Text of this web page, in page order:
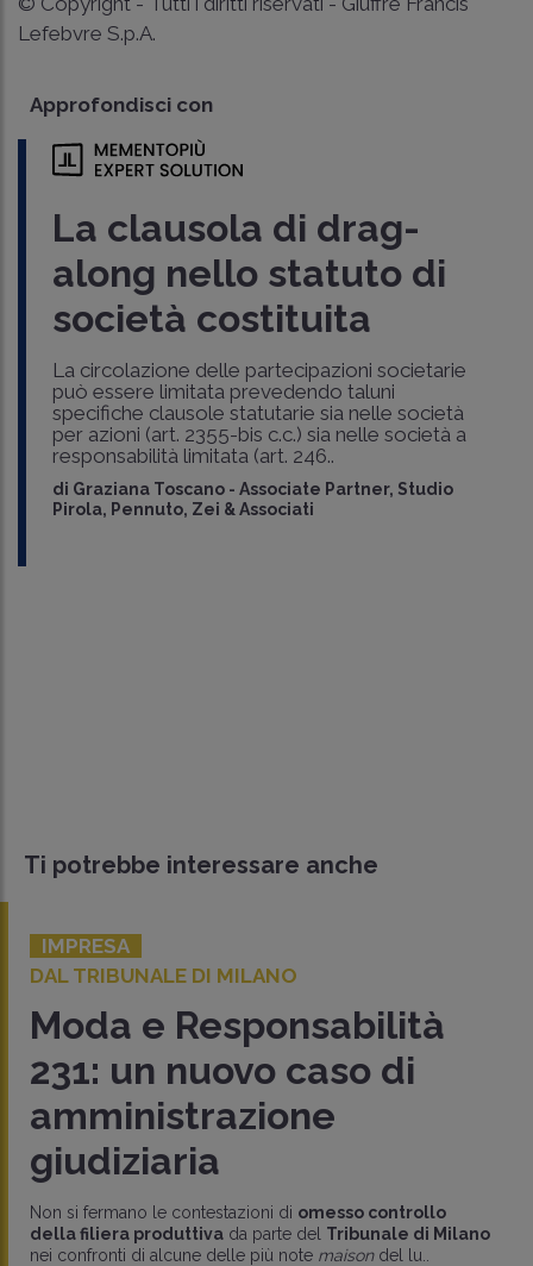
Lefebvre S.p.A.
Approfondisci con
La clausola di drag-
along nello statuto di
società costituita
La circolazione delle partecipazioni societarie
può essere limitata prevedendo taluni
specifiche clausole statutarie sia nelle società
per azioni (art. 2355-bis c.c.) sia nelle società a
responsabilità limitata (art. 246..
di Graziana Toscano - Associate Partner, Studio
Pirola, Pennuto, Zei & Associati
Ti potrebbe interessare anche
IMPRESA
DAL TRIBUNALE DI MILANO
Moda e Responsabilità
231: un nuovo caso di
amministrazione
giudiziaria
Non si fermano le contestazioni di omesso controllo
della filiera produttiva da parte del Tribunale di Milano
nei confronti di alcune delle più note maisondel lu..